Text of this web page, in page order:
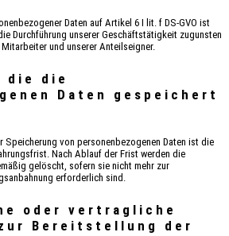
Daten auf Artikel 6 I lit. f DS-GVO ist
Durchführung unserer Geschäftstätigkeit zugunsten
und unserer Anteilseigner.
die die
Daten gespeichert
Speicherung von personenbezogenen Daten ist die
Nach Ablauf der Frist werden die
gelöscht, sofern sie nicht mehr zur
erforderlich sind.
oder vertragliche
Bereitstellung der